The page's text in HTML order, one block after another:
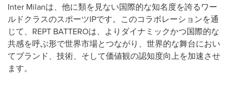
Inter Milanは、他に類を見ない国際的な知名度を誇るワー
ルドクラスのスポーツIPです。このコラボレーションを通
じて、REPT BATTEROは、よりダイナミックかつ国際的な
共感を呼ぶ形で世界市場とつながり、世界的な舞台におい
てブランド、技術、そして価値観の認知度向上を加速させ
ます。